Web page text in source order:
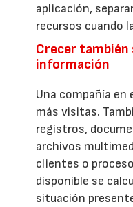
aplicación,
recursos cuando
Crecer
información
Una compañía en
más visitas.
registros,
archivos
clientes o
disponible se
situación